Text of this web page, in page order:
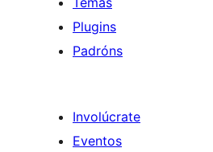
Plugins
Padróns
Involúcrate
Eventos